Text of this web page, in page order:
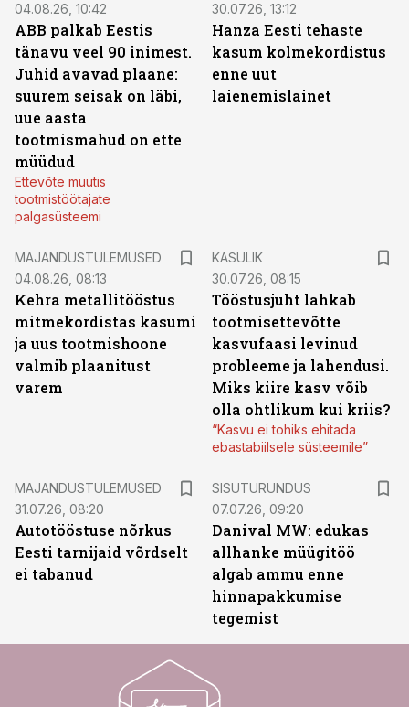
04.08.26, 10:42
ABB palkab Eestis
tänavu veel 90 inimest.
Juhid avavad plaane:
suurem seisak on läbi,
uue aasta
tootmismahud on ette
müüdud
Ettevõte muutis
tootmistöötajate
palgasüsteemi
30.07.26, 13:12
Hanza Eesti tehaste
kasum kolmekordistus
enne uut
laienemislainet
MAJANDUSTULEMUSED
04.08.26, 08:13
Kehra metallitööstus
mitmekordistas kasumi
ja uus tootmishoone
valmib plaanitust
varem
KASULIK
30.07.26, 08:15
Tööstusjuht lahkab
tootmisettevõtte
kasvufaasi levinud
probleeme ja lahendusi.
Miks kiire kasv võib
olla ohtlikum kui kriis?
“Kasvu ei tohiks ehitada
ebastabiilsele süsteemile”
MAJANDUSTULEMUSED
31.07.26, 08:20
Autotööstuse nõrkus
Eesti tarnijaid võrdselt
ei tabanud
SISUTURUNDUS
07.07.26, 09:20
Danival MW: edukas
allhanke müügitöö
algab ammu enne
hinnapakkumise
tegemist